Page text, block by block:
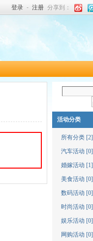
登录 - 注册 分享到：
活动分类
所有分类 [2]
汽车活动 [0]
婚嫁活动 [1]
美食活动 [0]
数码活动 [0]
时尚活动 [0]
娱乐活动 [0]
网购活动 [0]